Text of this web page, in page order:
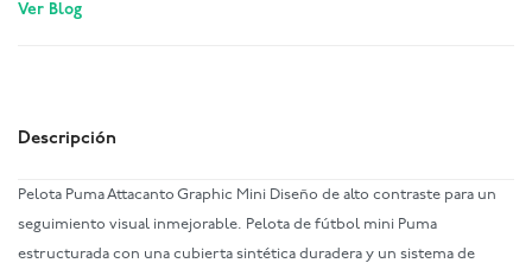
Ver Blog
Descripción
Pelota Puma Attacanto Graphic Mini Diseño de alto contraste para un
seguimiento visual inmejorable. Pelota de fútbol mini Puma
estructurada con una cubierta sintética duradera y un sistema de